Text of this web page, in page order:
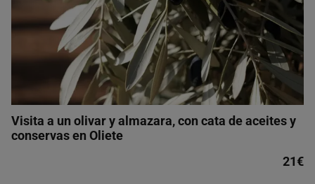
Visita a un olivar y almazara, con cata de aceites y
conservas en Oliete
21€